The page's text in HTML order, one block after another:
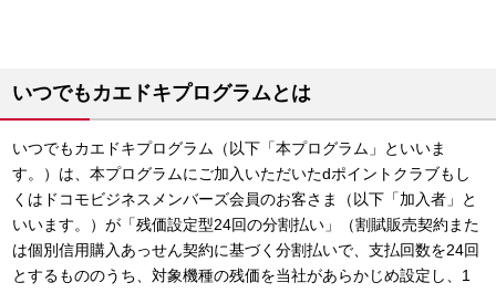
いつでもカエドキプログラムとは
いつでもカエドキプログラム（以下「本プログラム」といいま
す。）は、本プログラムにご加入いただいたdポイントクラブもし
くはドコモビジネスメンバーズ会員のお客さま（以下「加入者」と
いいます。）が「残価設定型24回の分割払い」（割賦販売契約また
は個別信用購入あっせん契約に基づく分割払いで、支払回数を24回
とするもののうち、対象機種の残価を当社があらかじめ設定し、1